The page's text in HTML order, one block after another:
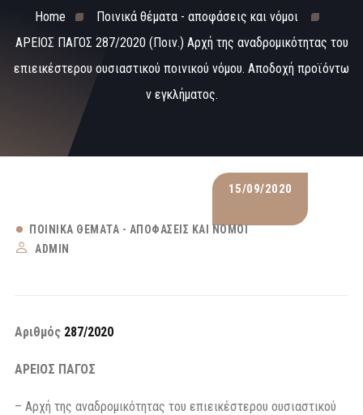
Home
Ποινικά θέματα - αποφάσεις και νόμοι
ΑΡΕΙΟΣ ΠΑΓΟΣ 287/2020 (Ποιν.) Αρχή της αναδρομικότητας του
επιεικέστερου ουσιαστικού ποινικού νόμου. Αποδοχή προϊόντω
ν εγκλήματος.
15/09/2020
ΠΟΙΝΙΚΆ ΘΈΜΑΤΑ - ΑΠΟΦΆΣΕΙΣ ΚΑΙ ΝΌΜΟΙ
ADMIN
Αριθμός 287/2020
ΑΡΕΙΟΣ ΠΑΓΟΣ
– Αρχή της αναδρομικότητας του επιεικέστερου ουσιαστικού